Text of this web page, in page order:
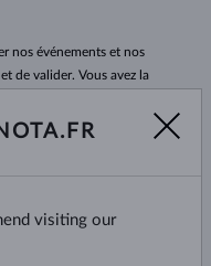
nos événements et nos
de valider. Vous avez la
par e-mail.
visiting our